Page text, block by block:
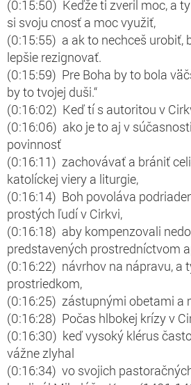
(0:15:50) Keďže ti zveril moc, a
si svoju cnosť a moc využiť,
(0:15:55) a ak to nechceš urobiť,
lepšie rezignovať.
(0:15:59) Pre Boha by to bola
by to tvojej duši.“
(0:16:02) Keď tí s autoritou v
(0:16:06) ako je to aj v
povinnosť
(0:16:11) zachovávať a brániť
katolíckej viery a liturgie,
(0:16:14) Boh povoláva
prostých ľudí v Cirkvi,
(0:16:18) aby kompenzovali
predstavených prostredníctvom
(0:16:22) návrhov na nápravu, a
prostriedkom,
(0:16:25) zástupnými obetami a
(0:16:28) Počas hlbokej krízy v
(0:16:30) keď vysoký klérus
vážne zlyhal
(0:16:34) vo svojich